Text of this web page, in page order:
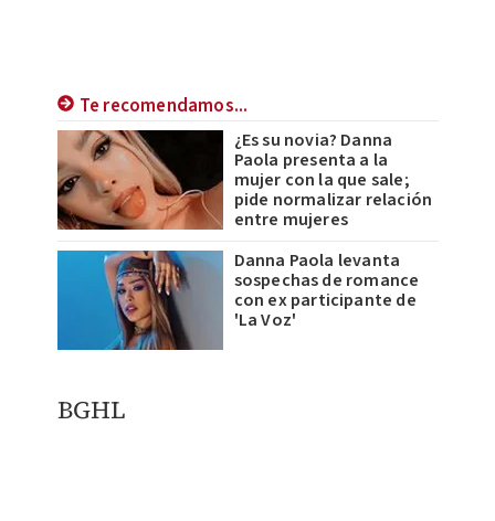
Te recomendamos...
¿Es su novia? Danna
Paola presenta a la
mujer con la que sale;
pide normalizar relación
entre mujeres
Danna Paola levanta
sospechas de romance
con ex participante de
'La Voz'
BGHL